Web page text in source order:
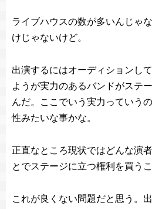
ライブハウスの数が多いんじゃ
けじゃないけど。
出演するにはオーディションし
ようが実力のあるバンドがステ
んだ。ここでいう実力っていう
性みたいな事かな。
正直なところ現状ではどんな演
とでステージに立つ権利を買うこ
これが良くない問題だと思う。